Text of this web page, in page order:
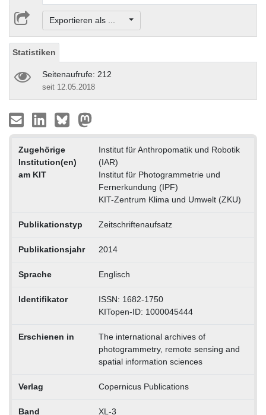
Exportieren als ...
Statistiken
Seitenaufrufe: 212
seit 12.05.2018
Zugehörige
Institution(en)
am KIT
Institut für Anthropomatik und Robotik
(IAR)
Institut für Photogrammetrie und
Fernerkundung (IPF)
KIT-Zentrum Klima und Umwelt (ZKU)
Publikationstyp Zeitschriftenaufsatz
Publikationsjahr 2014
Sprache Englisch
Identifikator
ISSN: 1682-1750
KITopen-ID: 1000045444
Erschienen in
The international archives of
photogrammetry, remote sensing and
spatial information sciences
Verlag Copernicus Publications
Band XL-3